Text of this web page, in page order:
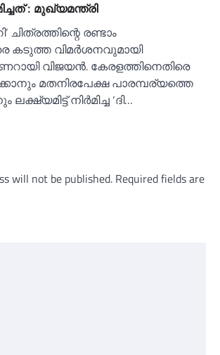
: മുഖ്യമന്ത്രി
ചിത്രത്തിന്റെ രണ്ടാം
കടുത്ത വിമർശനവുമായി
വിജയൻ. കേരളത്തിനെതിരെ
മതനിരപേക്ഷ പാരമ്പര്യത്തെ
നിർമിച്ച ‘ദി…
will not be published. Required fields are